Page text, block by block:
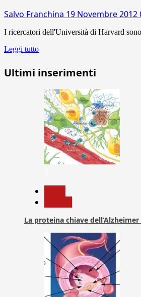
Salvo Franchina 19 Novembre 2012
I ricercatori dell'Università di Harvard
Leggi tutto
Ultimi inserimenti
La proteina chiave